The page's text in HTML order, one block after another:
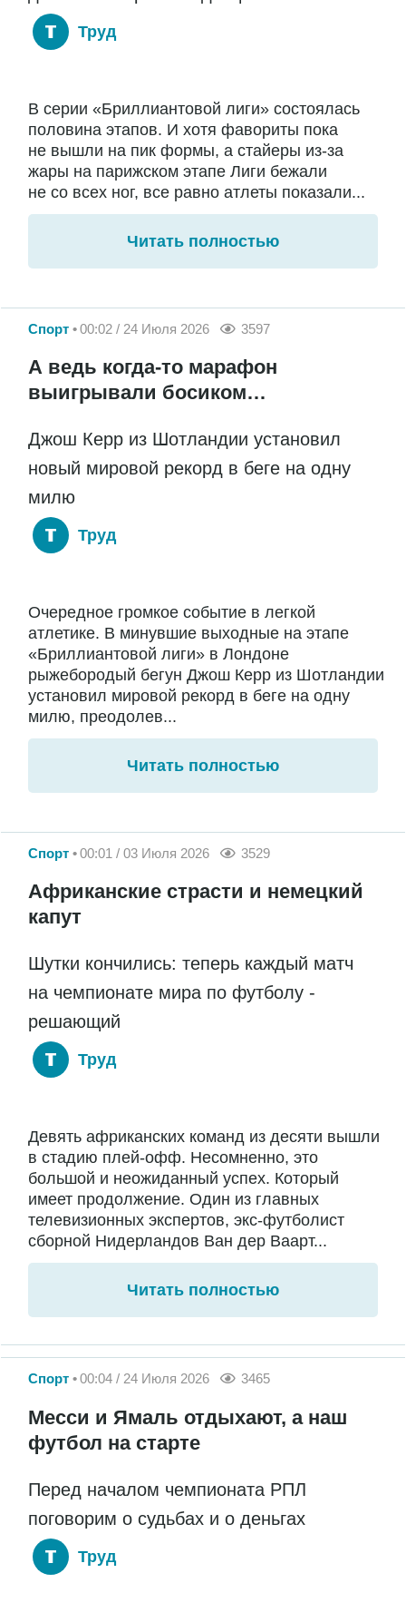
Труд
В серии «Бриллиантовой лиги» состоялась
половина этапов. И хотя фавориты пока
не вышли на пик формы, а стайеры из-за
жары на парижском этапе Лиги бежали
не со всех ног, все равно атлеты показали...
Читать полностью
Спорт 00:02 / 24 Июля 2026 3597
А ведь когда-то марафон
выигрывали босиком…
Джош Керр из Шотландии установил
новый мировой рекорд в беге на одну
милю
Труд
Очередное громкое событие в легкой
атлетике. В минувшие выходные на этапе
«Бриллиантовой лиги» в Лондоне
рыжебородый бегун Джош Керр из Шотландии
установил мировой рекорд в беге на одну
милю, преодолев...
Читать полностью
Спорт 00:01 / 03 Июля 2026 3529
Африканские страсти и немецкий
капут
Шутки кончились: теперь каждый матч
на чемпионате мира по футболу -
решающий
Труд
Девять африканских команд из десяти вышли
в стадию плей-офф. Несомненно, это
большой и неожиданный успех. Который
имеет продолжение. Один из главных
телевизионных экспертов, экс-футболист
сборной Нидерландов Ван дер Ваарт...
Читать полностью
Спорт 00:04 / 24 Июля 2026 3465
Месси и Ямаль отдыхают, а наш
футбол на старте
Перед началом чемпионата РПЛ
поговорим о судьбах и о деньгах
Труд